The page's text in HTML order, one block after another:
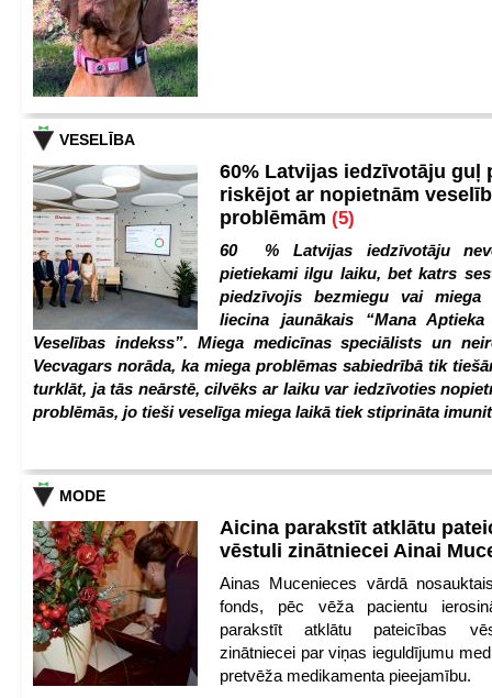
VESELĪBA
60% Latvijas iedzīvotāju guļ
riskējot ar nopietnām
problēmām (5)
60 % Latvijas iedzīvotāju
pietiekami ilgu laiku, bet katrs
piedzīvojis bezmiegu vai miega
liecina jaunākais “Mana
Veselības indekss”. Miega medicīnas speciālists un
Vecvagars norāda, ka miega problēmas sabiedrībā tik
turklāt, ja tās neārstē, cilvēks ar laiku var iedzīvoties
problēmās, jo tieši veselīga miega laikā tiek stiprināta
MODE
Aicina parakstīt atklātu
vēstuli zinātniecei Ainai
Ainas Mucenieces vārdā
fonds, pēc vēža pacientu
parakstīt atklātu pateicības
zinātniecei par viņas ieguldījumu
pretvēža medikamenta pieejamību.